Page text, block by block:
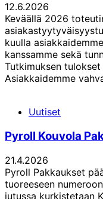
12.6.2026
Keväällä 2026
kuulla
kanssamme sekä
Tutkimuksen
Asiakkaidemme
Uutiset
Pyroll Kouvola
21.4.2026
Pyroll Pakkaukset
tuoreeseen
jutussa kurkistetaan